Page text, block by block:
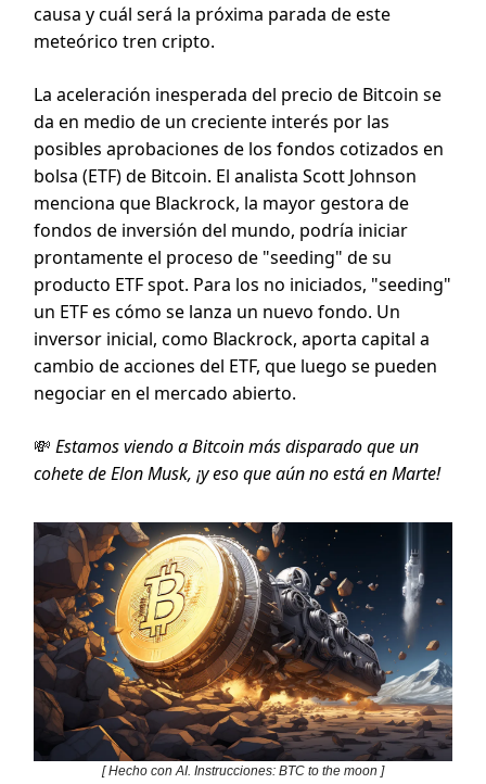
causa y cuál será la próxima parada de este
meteórico tren cripto.
La aceleración inesperada del precio de Bitcoin se
da en medio de un creciente interés por las
posibles aprobaciones de los fondos cotizados en
bolsa (ETF) de Bitcoin. El analista Scott Johnson
menciona que Blackrock, la mayor gestora de
fondos de inversión del mundo, podría iniciar
prontamente el proceso de "seeding" de su
producto ETF spot. Para los no iniciados, "seeding"
un ETF es cómo se lanza un nuevo fondo. Un
inversor inicial, como Blackrock, aporta capital a
cambio de acciones del ETF, que luego se pueden
negociar en el mercado abierto.
💸 Estamos viendo a Bitcoin más disparado que un
cohete de Elon Musk, ¡y eso que aún no está en Marte!
[ Hecho con AI. Instrucciones: BTC to the moon ]